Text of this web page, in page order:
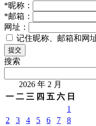
*昵称：
*邮箱：
网址：
记住昵称、邮箱和网
提交
搜索
2026 年 2 月
一 二 三 四 五 六 日
1
2
3 4 5 6 7
8